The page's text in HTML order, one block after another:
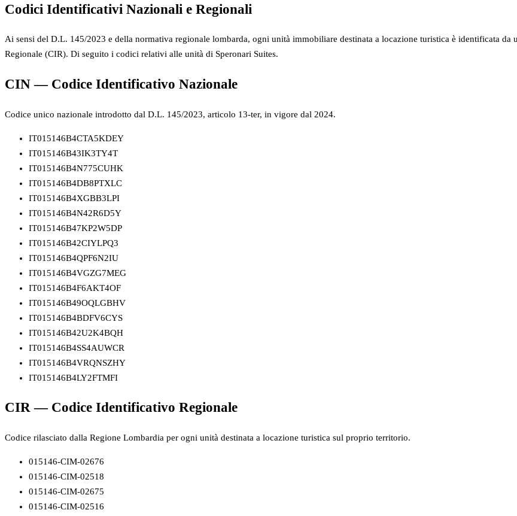
Codici Identificativi Nazionali e Regionali
Ai sensi del D.L. 145/2023 e della normativa regionale lombarda, ogni unità immobiliare destinata a locazione turistica è identificata
Regionale (CIR). Di seguito i codici relativi alle unità di Speronari Suites.
CIN — Codice Identificativo Nazionale
Codice unico nazionale introdotto dal D.L. 145/2023, articolo 13-ter, in vigore dal 2024.
IT015146B4CTA5KDEY
IT015146B43IK3TY4T
IT015146B4N775CUHK
IT015146B4DB8PTXLC
IT015146B4XGBB3LPI
IT015146B4N42R6D5Y
IT015146B47KP2W5DP
IT015146B42CIYLPQ3
IT015146B4QPF6N2IU
IT015146B4VGZG7MEG
IT015146B4F6AKT4OF
IT015146B49OQLGBHV
IT015146B4BDFV6CYS
IT015146B42U2K4BQH
IT015146B4SS4AUWCR
IT015146B4VRQNSZHY
IT015146B4LY2FTMFI
CIR — Codice Identificativo Regionale
Codice rilasciato dalla Regione Lombardia per ogni unità destinata a locazione turistica sul proprio territorio.
015146-CIM-02676
015146-CIM-02518
015146-CIM-02675
015146-CIM-02516